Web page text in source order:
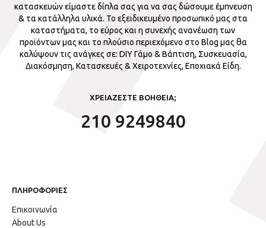
κατασκευών είμαστε δίπλα σας για να σας δώσουμε έμπνευση
& τα κατάλληλα υλικά. Το εξειδικευμένο προσωπικό μας στα
καταστήματα, το εύρος και η συνεχής ανανέωση των
προϊόντων μας και το πλούσιο περιεχόμενο στο Blog μας θα
καλύψουν τις ανάγκες σε: DIY Γάμο & Βάπτιση, Συσκευασία,
Διακόσμηση, Κατασκευές & Χειροτεχνίες, Εποχιακά Είδη.
ΧΡΕΙΑΖΕΣΤΕ ΒΟΗΘΕΙΑ;
210 9249840
ΠΛΗΡΟΦΟΡΙΕΣ
Επικοινωνία
About Us